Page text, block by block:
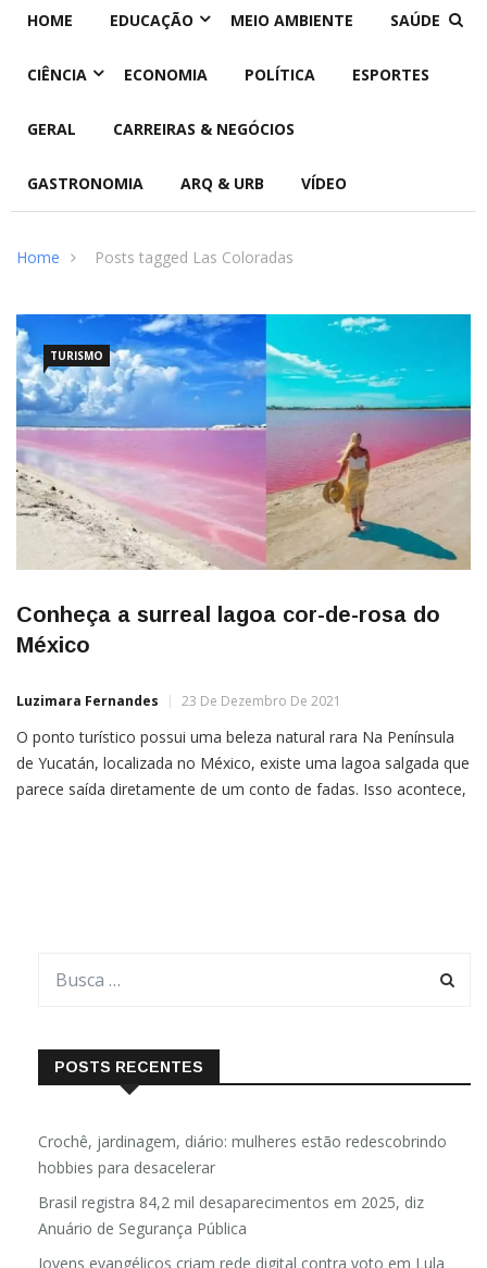
HOME EDUCAÇÃO MEIO AMBIENTE SAÚDE
CIÊNCIA ECONOMIA POLÍTICA ESPORTES
GERAL CARREIRAS & NEGÓCIOS
GASTRONOMIA ARQ & URB VÍDEO
Home Posts tagged Las Coloradas
TURISMO
Conheça a surreal lagoa cor-de-rosa do
México
Luzimara Fernandes 23 De Dezembro De 2021
O ponto turístico possui uma beleza natural rara Na Península
de Yucatán, localizada no México, existe uma lagoa salgada que
parece saída diretamente de um conto de fadas. Isso acontece,
POSTS RECENTES
Crochê, jardinagem, diário: mulheres estão redescobrindo
hobbies para desacelerar
Brasil registra 84,2 mil desaparecimentos em 2025, diz
Anuário de Segurança Pública
Jovens evangélicos criam rede digital contra voto em Lula